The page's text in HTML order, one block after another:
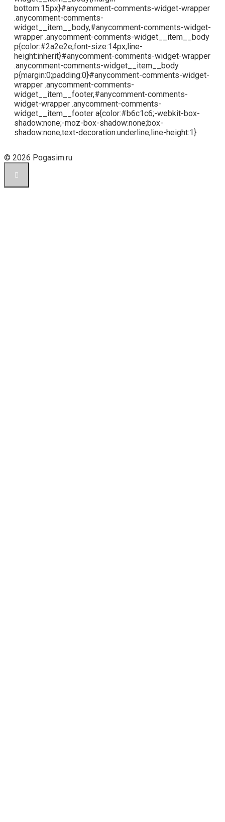
bottom:15px}#anycomment-comments-widget-wrapper
.anycomment-comments-
widget__item__body,#anycomment-comments-widget-
wrapper .anycomment-comments-widget__item__body
p{color:#2a2e2e;font-size:14px;line-
height:inherit}#anycomment-comments-widget-wrapper
.anycomment-comments-widget__item__body
p{margin:0;padding:0}#anycomment-comments-widget-
wrapper .anycomment-comments-
widget__item__footer,#anycomment-comments-
widget-wrapper .anycomment-comments-
widget__item__footer a{color:#b6c1c6;-webkit-box-
shadow:none;-moz-box-shadow:none;box-
shadow:none;text-decoration:underline;line-height:1}
© 2026 Pogasim.ru